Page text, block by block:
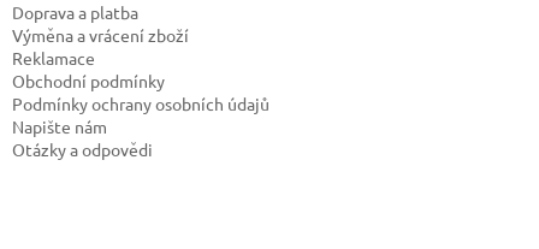
Doprava a platba
Výměna a vrácení zboží
Reklamace
Obchodní podmínky
Podmínky ochrany osobních údajů
Napište nám
Otázky a odpovědi